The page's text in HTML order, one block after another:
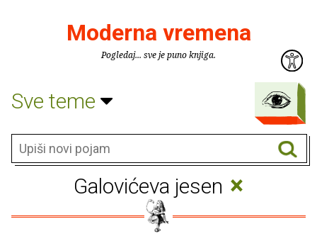
Moderna vremena
Pogledaj... sve je puno knjiga.
Sve teme
Galovićeva jesen ×